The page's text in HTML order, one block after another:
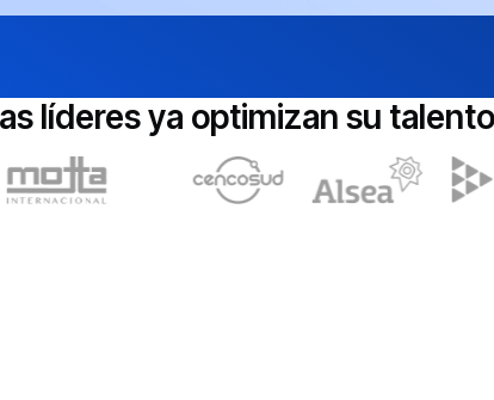
líderes ya optimizan su